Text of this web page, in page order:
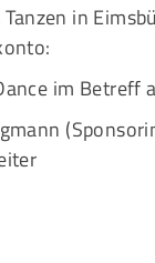
in
im Betreff